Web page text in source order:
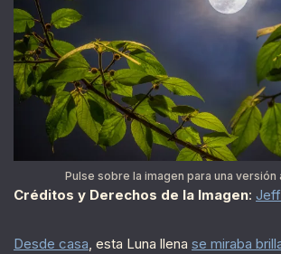
Pulse sobre la imagen para una versión
Créditos y Derechos de la Imagen:
Desde casa, esta Luna llena se miraba